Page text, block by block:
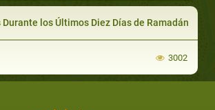
los Últimos Diez Días de Ramadán
3002